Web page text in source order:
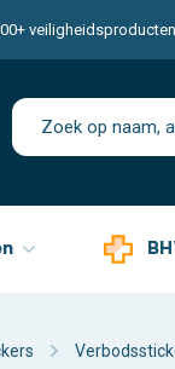
veiligheidsproducten